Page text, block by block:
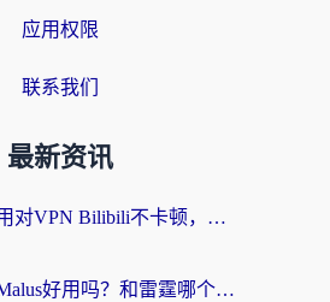
应用权限
联系我们
最新资讯
海外党必看：用对VPN Bilibili不卡顿，英国玩国内游戏也丝滑——2026回国加速器选择指南
海外党实测：Malus好用吗？和雷霆哪个好？+ 3款热门加速器深度对比